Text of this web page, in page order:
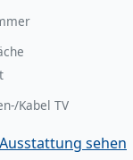
Kabel TV
sehen